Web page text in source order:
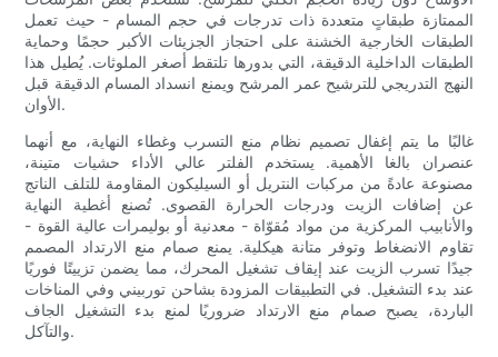
الممتازة طبقاتٍ متعددة ذات تدرجات في حجم المسام - حيث تعمل
الطبقات الخارجية الخشنة على احتجاز الجزيئات الأكبر حجمًا وحماية
الطبقات الداخلية الدقيقة، التي بدورها تلتقط أصغر الملوثات. يُطيل هذا
النهج التدريجي للترشيح عمر المرشح ويمنع انسداد المسام الدقيقة قبل
الأوان.
غالبًا ما يتم إغفال تصميم نظام منع التسرب وغطاء النهاية، مع أنهما
عنصران بالغا الأهمية. يستخدم الفلتر عالي الأداء حشيات متينة،
مصنوعة عادةً من مركبات النتريل أو السيليكون المقاومة للتلف الناتج
عن إضافات الزيت ودرجات الحرارة القصوى. تُصنع أغطية النهاية
والأنابيب المركزية من مواد مُقوّاة - معدنية أو بوليمرات عالية القوة -
تقاوم الانضغاط وتوفر متانة هيكلية. يمنع صمام منع الارتداد المصمم
جيدًا تسرب الزيت عند إيقاف تشغيل المحرك، مما يضمن تزييتًا فوريًا
عند بدء التشغيل. في التطبيقات المزودة بشاحن توربيني وفي المناخات
الباردة، يصبح صمام منع الارتداد ضروريًا لمنع بدء التشغيل الجاف
والتآكل.